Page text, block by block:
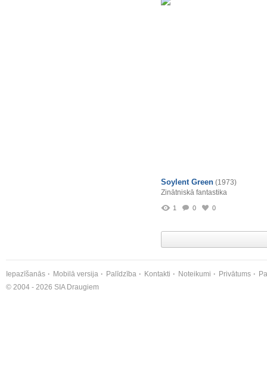
Soylent Green (1973)
Zinātniskā fantastika
1 0 0
Iepazīšanās Mobilā versija Palīdzība Kontakti Noteikumi Privātums
© 2004 - 2026 SIA Draugiem